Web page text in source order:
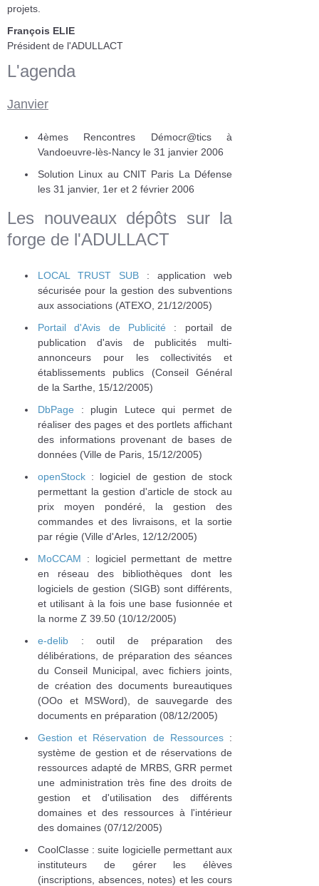
projets.
François ELIE
Président de l'ADULLACT
L'agenda
Janvier
4èmes Rencontres Démocr@tics à
Vandoeuvre-lès-Nancy le 31 janvier 2006
Solution Linux au CNIT Paris La Défense
les 31 janvier, 1er et 2 février 2006
Les nouveaux dépôts sur la
forge de l'ADULLACT
LOCAL TRUST SUB : application web
sécurisée pour la gestion des subventions
aux associations (ATEXO, 21/12/2005)
Portail d'Avis de Publicité : portail de
publication d'avis de publicités multi-
annonceurs pour les collectivités et
établissements publics (Conseil Général
de la Sarthe, 15/12/2005)
DbPage : plugin Lutece qui permet de
réaliser des pages et des portlets affichant
des informations provenant de bases de
données (Ville de Paris, 15/12/2005)
openStock : logiciel de gestion de stock
permettant la gestion d'article de stock au
prix moyen pondéré, la gestion des
commandes et des livraisons, et la sortie
par régie (Ville d'Arles, 12/12/2005)
MoCCAM : logiciel permettant de mettre
en réseau des bibliothèques dont les
logiciels de gestion (SIGB) sont différents,
et utilisant à la fois une base fusionnée et
la norme Z 39.50 (10/12/2005)
e-delib : outil de préparation des
délibérations, de préparation des séances
du Conseil Municipal, avec fichiers joints,
de création des documents bureautiques
(OOo et MSWord), de sauvegarde des
documents en préparation (08/12/2005)
Gestion et Réservation de Ressources:
système de gestion et de réservations de
ressources adapté de MRBS, GRR permet
une administration très fine des droits de
gestion et d'utilisation des différents
domaines et des ressources à l'intérieur
des domaines (07/12/2005)
CoolClasse : suite logicielle permettant aux
instituteurs de gérer les élèves
(inscriptions, absences, notes) et les cours